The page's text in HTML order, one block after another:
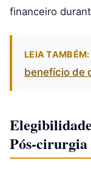
financeiro
LEIA TAMBÉM:
benefício de
Pós-